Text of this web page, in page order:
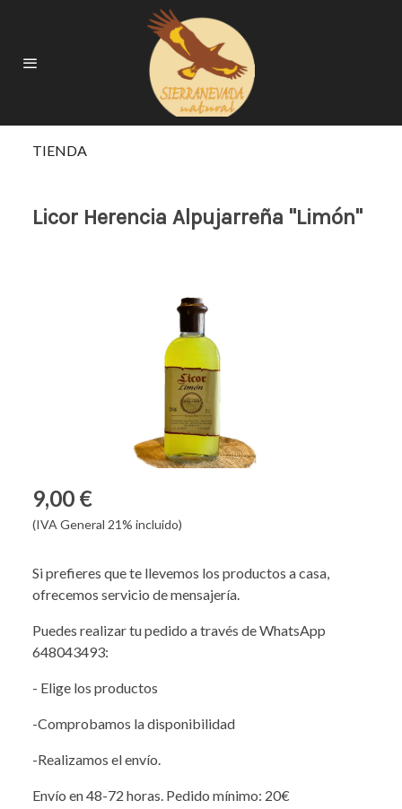
TIENDA
Licor Herencia Alpujarreña "Limón"
9,00 €
(IVA General 21% incluido)
Si prefieres que te llevemos los productos a casa,
ofrecemos servicio de mensajería.
Puedes realizar tu pedido a través de WhatsApp
648043493:
- Elige los productos
-Comprobamos la disponibilidad
-Realizamos el envío.
Envío en 48-72 horas. Pedido mínimo: 20€